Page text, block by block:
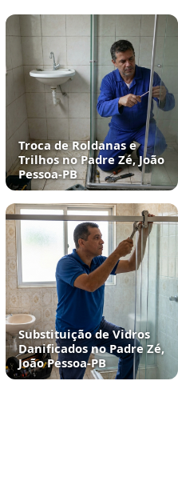
Troca de Roldanas e
Trilhos no Padre Zé, João
Pessoa‑PB
Substituição de Vidros
Danificados no Padre Zé,
João Pessoa‑PB